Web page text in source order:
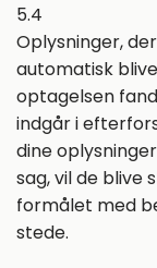
5.4
Oplysninger,
automatisk
optagelsen
indgår i
dine
sag, vil de blive
formålet med
stede.